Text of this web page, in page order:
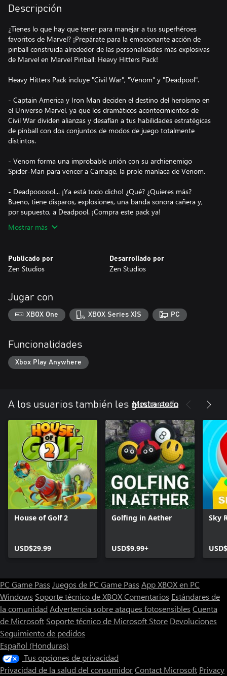
Descripción
¿Tienes lo que hay que tener para manejar a tus superhéroes
favoritos de Marvel? ¡Prepárate para la emocionante acción de
pinball construida alrededor de las personalidades más explosivas
de Marvel en Marvel Pinball: Heavy Hitters Pack!
Heavy Hitters Pack incluye "Civil War", "Venom" y "Deadpool".
- Captain America y Iron Man deciden el destino del heroísmo en
el Universo Marvel, ya que los dramáticos acontecimientos de
Civil War dividen alianzas y desafían a tus habilidades estratégicas
de pinball con dos conjuntos de modos de juego totalmente
distintos.
- Venom forma una improbable unión con su archienemigo
Spider-Man para vencer a Carnage, la prole maníaca de Venom.
- Deadpoooool... ¡Ya está todo dicho! ¿Qué? ¿Quieres más?
Bueno, tiene disparos, explosiones, una banda sonora cañera y,
por supuesto, a Deadpool. ¡Compra este pack ya!
Mostrar más
Publicado por
Zen Studios
Desarrollado por
Zen Studios
Jugar con
XBOX One XBOX Series X|S PC
Funcionalidades
Xbox Play Anywhere
A los usuarios también les gusta esto
Mostrar todo
House of Golf 2
USD$29.99
Golfing in Aether
USD$9.99+
Sky
PC Game Pass Juegos de PC Game Pass App XBOX en PC
Windows Soporte técnico de XBOXComentarios Estándares de
la comunidad Advertencia sobre ataques fotosensibles Cuenta
de Microsoft Soporte técnico de Microsoft Store Devoluciones
Seguimiento de pedidos
Español (Honduras)
Tus opciones de privacidad
Privacidad de la salud del consumidorContact Microsoft Privacy